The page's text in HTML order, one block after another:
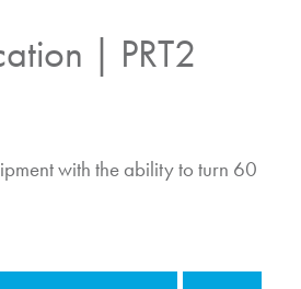
| PRT2
with the ability to turn 60